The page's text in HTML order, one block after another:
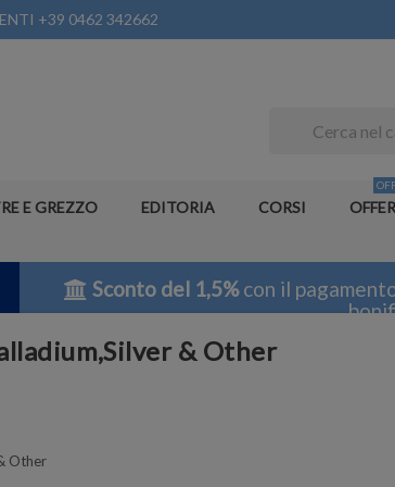
+39 0462 342662
E GREZZO EDITORIA CORSI
Sconto del 1,5%con il
& Other
Other